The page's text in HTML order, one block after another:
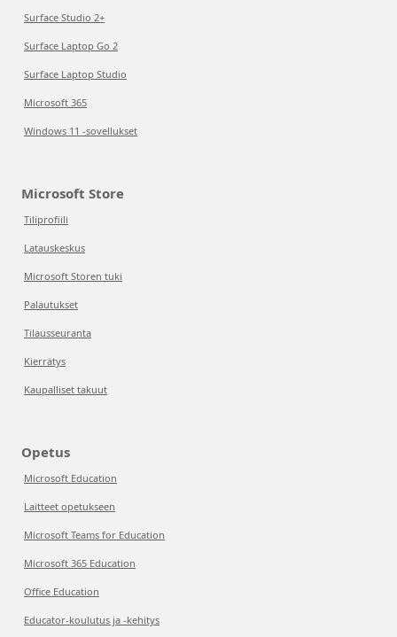
Surface Studio 2+
Surface Laptop Go 2
Surface Laptop Studio
Microsoft 365
Windows 11 -sovellukset
Microsoft Store
Tiliprofiili
Latauskeskus
Microsoft Storen tuki
Palautukset
Tilausseuranta
Kierrätys
Kaupalliset takuut
Opetus
Microsoft Education
Laitteet opetukseen
Microsoft Teams for Education
Microsoft 365 Education
Office Education
Educator-koulutus ja -kehitys